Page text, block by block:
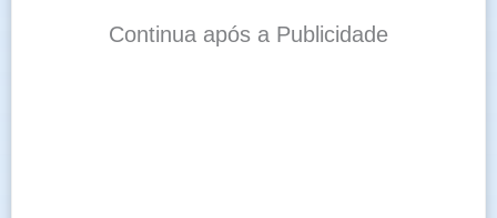
Continua após a Publicidade